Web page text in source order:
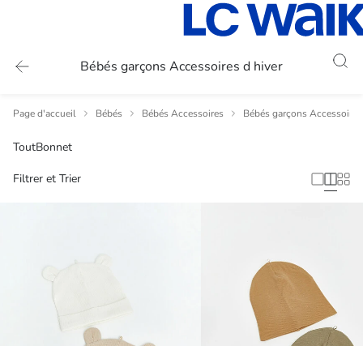
Bébés garçons Accessoires d hiver
Page d'accueil Bébés Bébés Accessoires Bébés garçons Accessoires
ToutBonnet
Filtrer et Trier